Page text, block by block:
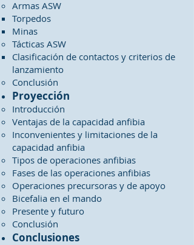
Armas ASW
Torpedos
Minas
Tácticas ASW
Clasificación de contactos y criterios de
lanzamiento
Conclusión
Proyección
Introducción
Ventajas de la capacidad anfibia
Inconvenientes y limitaciones de la
capacidad anfibia
Tipos de operaciones anfibias
Fases de las operaciones anfibias
Operaciones precursoras y de apoyo
Bicefalia en el mando
Presente y futuro
Conclusión
Conclusiones